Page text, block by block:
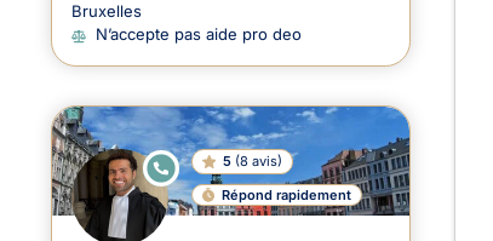
Bruxelles
N’accepte pas aide pro deo
E
N
LI
G
N
5 (8 avis)
Répond rapidement